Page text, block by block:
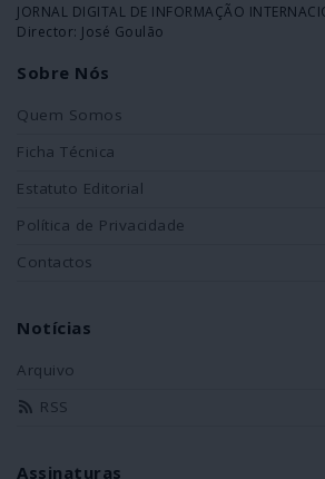
JORNAL DIGITAL DE INFORMAÇÃO
Director: José Goulão
Sobre Nós
Quem Somos
Ficha Técnica
Estatuto Editorial
Política de Privacidade
Contactos
Notícias
Arquivo
RSS
Assinaturas